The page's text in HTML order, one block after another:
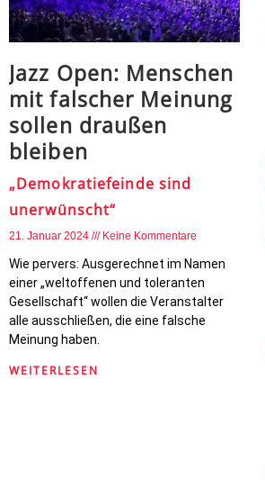
Jazz Open: Menschen
mit falscher Meinung
sollen draußen
bleiben
„Demokratiefeinde sind
unerwünscht“
21. Januar 2024 Keine Kommentare
Wie pervers: Ausgerechnet im Namen
einer „weltoffenen und toleranten
Gesellschaft“ wollen die Veranstalter
alle ausschließen, die eine falsche
Meinung haben.
WEITERLESEN